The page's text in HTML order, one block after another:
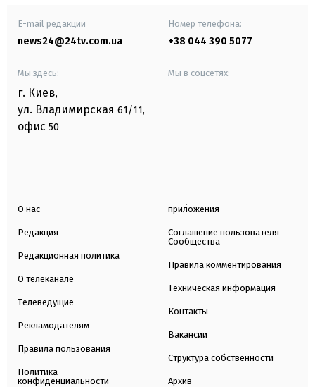
E-mail редакции
news24@24tv.com.ua
Номер телефона:
+38 044 390 5077
Мы здесь:
г. Киев,
ул. Владимирская 61/11,
офис 50
Мы в соцсетях:
О нас
Редакция
Редакционная политика
О телеканале
Телеведущие
Рекламодателям
Правила пользования
Политика
конфиденциальности
приложения
Соглашение пользователя
Сообщества
Правила комментирования
Техническая информация
Контакты
Вакансии
Структура собственности
Архив